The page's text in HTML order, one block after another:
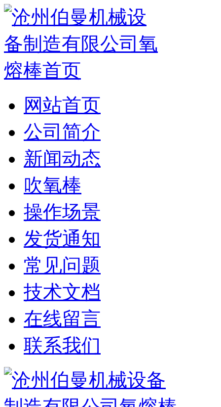
网站首页
公司简介
新闻动态
吹氧棒
操作场景
发货通知
常见问题
技术文档
在线留言
联系我们